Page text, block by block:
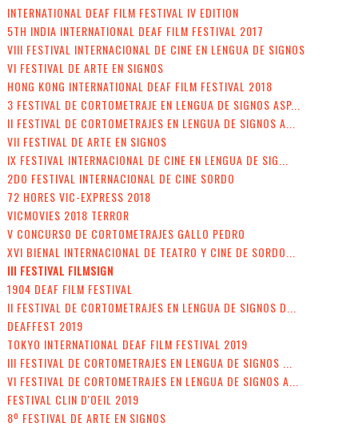
INTERNATIONAL DEAF FILM FESTIVAL IV EDITION
5TH INDIA INTERNATIONAL DEAF FILM FESTIVAL 2017
VIII FESTIVAL INTERNACIONAL DE CINE EN LENGUA DE SIGNOS
VI FESTIVAL DE ARTE EN SIGNOS
HONG KONG INTERNATIONAL DEAF FILM FESTIVAL 2018
3 FESTIVAL DE CORTOMETRAJE EN LENGUA DE SIGNOS ASP...
II FESTIVAL DE CORTOMETRAJES EN LENGUA DE SIGNOS A...
VII FESTIVAL DE ARTE EN SIGNOS
IX FESTIVAL INTERNACIONAL DE CINE EN LENGUA DE SIG...
2DO FESTIVAL INTERNACIONAL DE CINE SORDO
72 HORES VIC-EXPRESS 2018
VICMOVIES 2018 TERROR
V CONCURSO DE CORTOMETRAJES GALLO PEDRO
XVI BIENAL INTERNACIONAL DE TEATRO Y CINE DE SORDO...
III FESTIVAL FILMSIGN
1904 DEAF FILM FESTIVAL
II FESTIVAL DE CORTOMETRAJES EN LENGUA DE SIGNOS D...
DEAFFEST 2019
TOKYO INTERNATIONAL DEAF FILM FESTIVAL 2019
III FESTIVAL DE CORTOMETRAJES EN LENGUA DE SIGNOS ...
VI FESTIVAL DE CORTOMETRAJES EN LENGUA DE SIGNOS A...
FESTIVAL CLIN D'OEIL 2019
8º FESTIVAL DE ARTE EN SIGNOS